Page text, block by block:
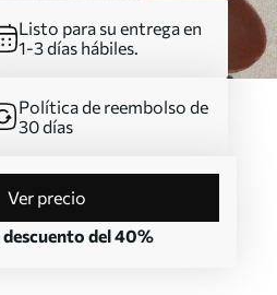
Listo para su entrega en
1-3 días hábiles.
Política de reembolso de
30 días
Ver precio
descuento del 40%